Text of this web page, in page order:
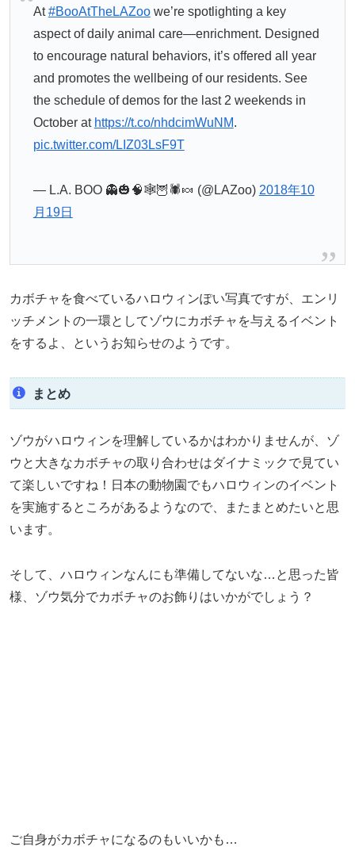
At#BooAtTheLAZoowe’re spotlighting a key
aspect of daily animal care—enrichment. Designed
to encourage natural behaviors, it’s offered all year
and promotes the wellbeing of our residents. See
the schedule of demos for the last 2 weekends in
October at https://t.co/nhdcimWuNM.
pic.twitter.com/LIZ03LsF9T
— L.A. BOO 👻🎃🧠🕸🦉🕷🍬 (@LAZoo) 2018年10
月19日
カボチャを食べているハロウィンぽい写真ですが、エンリ
ッチメントの一環としてゾウにカボチャを与えるイベント
をするよ、というお知らせのようです。
まとめ
ゾウがハロウィンを理解しているかはわかりませんが、ゾ
ウと大きなカボチャの取り合わせはダイナミックで見てい
て楽しいですね！日本の動物園でもハロウィンのイベント
を実施するところがあるようなので、またまとめたいと思
います。
そして、ハロウィンなんにも準備してないな…と思った皆
様、ゾウ気分でカボチャのお飾りはいかがでしょう？
ご自身がカボチャになるのもいいかも…